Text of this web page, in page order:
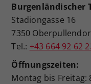
Burgenländischer
Stadiongasse 16
7350
Tel.: +43 664 92 62
Öffnungszeiten:
Montag bis Freitag: